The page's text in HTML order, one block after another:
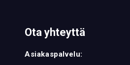
Ota yhteyttä
Asiakaspalvelu: